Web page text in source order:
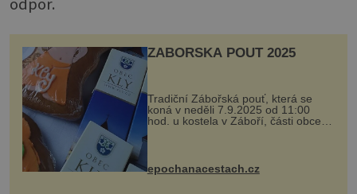
ZÁBOŘSKÁ POUŤ 2025
Tradiční Zábořská pouť, která se
koná v neděli 7.9.2025 od 11:00
hod. u kostela v Záboří, části obce
Kly u Mělníka. V programu naleznete
komentovanou prohlídku kostela,
epochanacestach.cz